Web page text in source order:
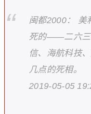
闽都2000： 美
死的——二六三
信、海航科技
几点的死相。
2019-05-05